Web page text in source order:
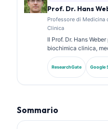
Prof. Dr. Hans
Professore di Medicina
Clinica
Il Prof. Dr. Hans
biochimica clinica,
sui biomarcatori. Ex
di Chimica Clinica, si
pannelli diagnostici,
ResearchGate Google
Sommario